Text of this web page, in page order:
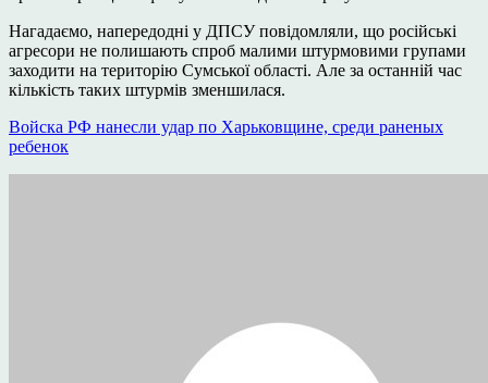
Нагадаємо, напередодні у ДПСУ повідомляли, що російські
агресори не полишають спроб малими штурмовими групами
заходити на територію Сумської області. Але за останній час
кількість таких штурмів зменшилася.
Войска РФ нанесли удар по Харьковщине, среди раненых
ребенок